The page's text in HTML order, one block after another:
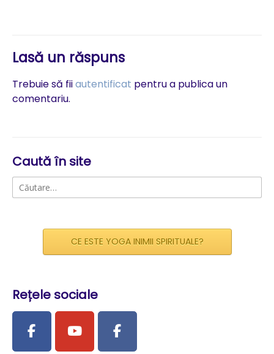
Lasă un răspuns
Trebuie să fiiautentificat pentru a publica un
comentariu.
Caută în site
Caută
după:
CE ESTE YOGA INIMII SPIRITUALE?
Rețele sociale